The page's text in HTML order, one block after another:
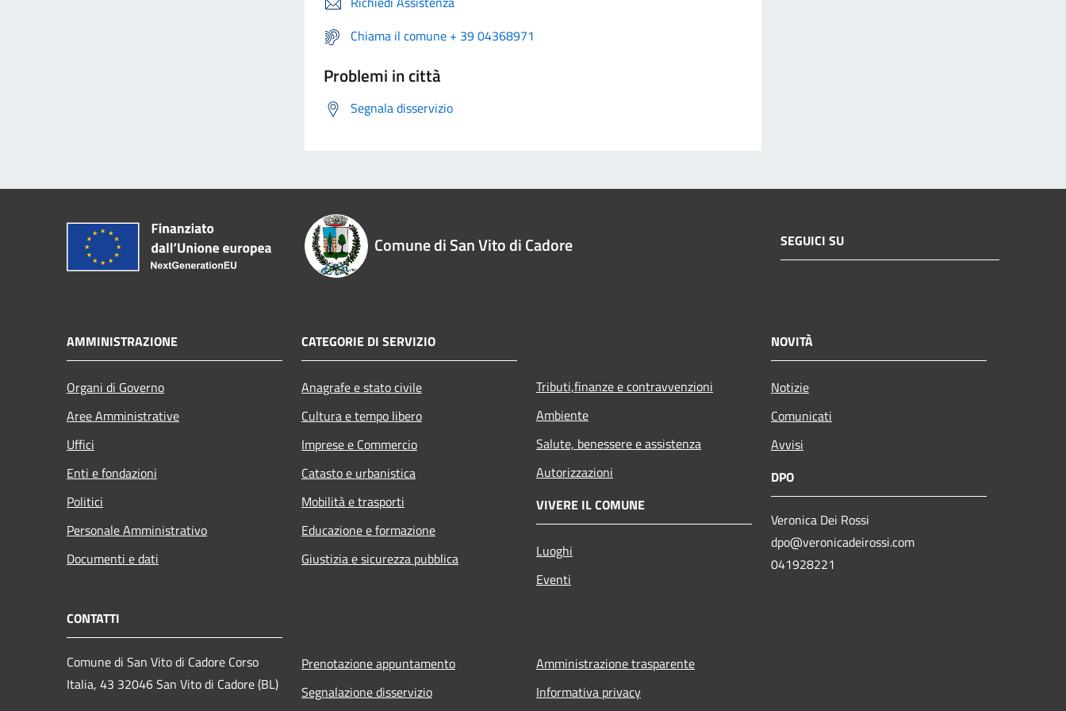
Chiama il comune + 39 04368971
Problemi in città
Segnala disservizio
Comune di San Vito di Cadore SEGUICI SU
AMMINISTRAZIONE
Organi di Governo
Aree Amministrative
Uffici
Enti e fondazioni
Politici
Personale Amministrativo
Documenti e dati
CATEGORIE DI SERVIZIO
Anagrafe e stato civile
Cultura e tempo libero
Imprese e Commercio
Catasto e urbanistica
Mobilità e trasporti
Educazione e formazione
Giustizia e sicurezza pubblica
Tributi,finanze e contravvenzioni
Ambiente
Salute, benessere e assistenza
Autorizzazioni
VIVERE IL COMUNE
Luoghi
Eventi
NOVITÀ
Notizie
Comunicati
Avvisi
DPO
Veronica Dei Rossi
dpo@veronicadeirossi.com
041928221
CONTATTI
Comune di San Vito di Cadore Corso
Italia, 43 32046 San Vito di Cadore (BL)
Prenotazione appuntamento
Segnalazione disservizio
Amministrazione trasparente
Informativa privacy